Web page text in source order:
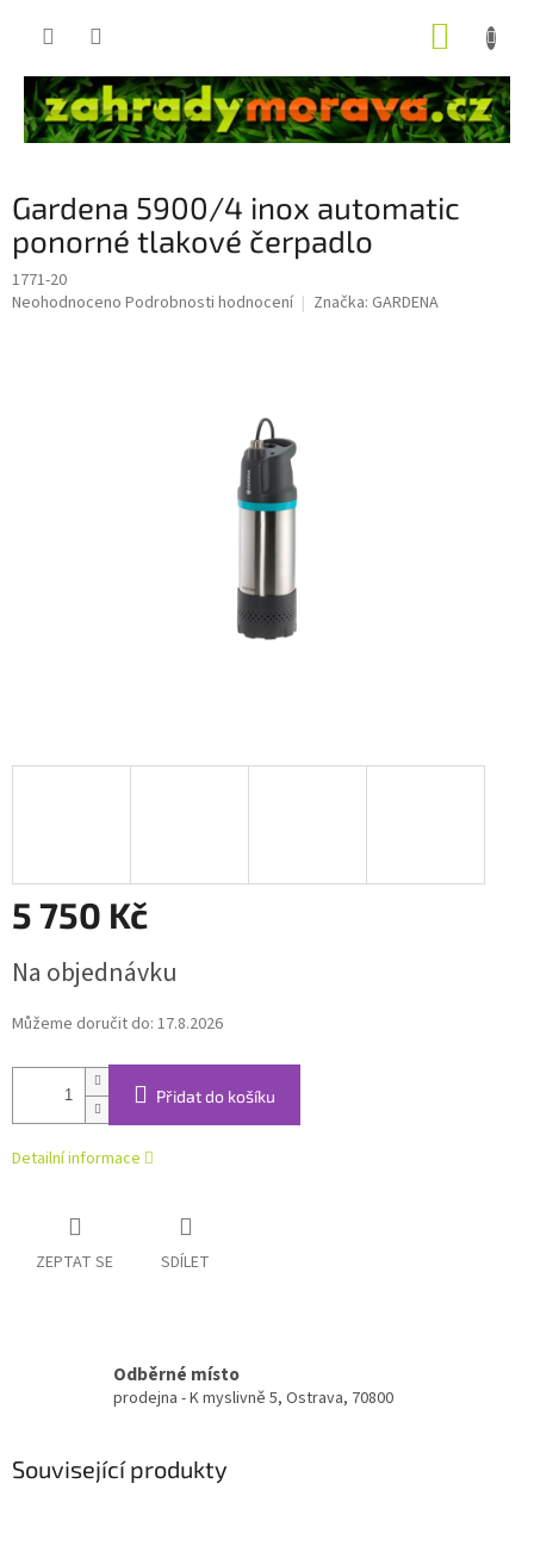
Gardena 5900/4 inox automatic
ponorné tlakové čerpadlo
1771-20
Průměrné
Neohodnoceno Podrobnosti hodnocení Značka: GARDENA
5 750 Kč
cena:
Na objednávku
Můžeme doručit do: 17.8.2026
Přidat do košíku
Detailní informace
ZEPTAT SE SDÍLET
Odběrné místo
prodejna - K myslivně 5, Ostrava, 70800
Související produkty